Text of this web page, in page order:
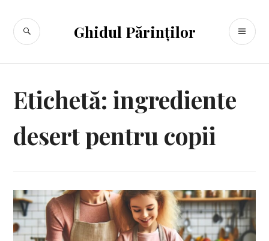
conținut
Ghidul Părinților
CĂUTARE
Etichetă:ingrediente
desert pentru copii